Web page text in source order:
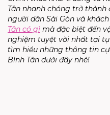
Tân nhanh chóng trở thành
người dân Sài Gòn và
Tân có gì mà đặc biệt đến
nghiệm tuyệt vời nhất tại
tìm hiểu những thông tin
Bình Tân dưới đây nhé!